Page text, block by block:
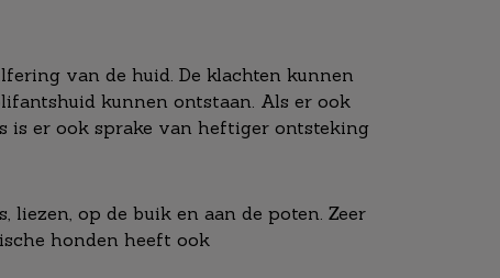
van de huid. De klachten kunnen
kunnen ontstaan. Als er ook
is er ook sprake van heftiger ontsteking
op de buik en aan de poten. Zeer
honden heeft ook